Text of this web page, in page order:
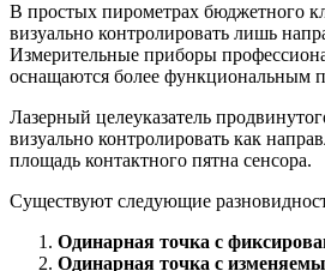
В простых пирометрах бюджетного
визуально контролировать лишь
Измерительные приборы
оснащаются более функциональным
Лазерный целеуказатель
визуально контролировать как
площадь контактного пятна сенсора.
Существуют следующие
Одинарная точка с
Одинарная точка с